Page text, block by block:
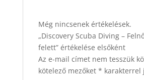
Még nincsenek értékelések.
„Discovery Scuba Diving –
felett” értékelése elsőként
Az e-mail címet nem tesszük
kötelező mezőket * karakterrel